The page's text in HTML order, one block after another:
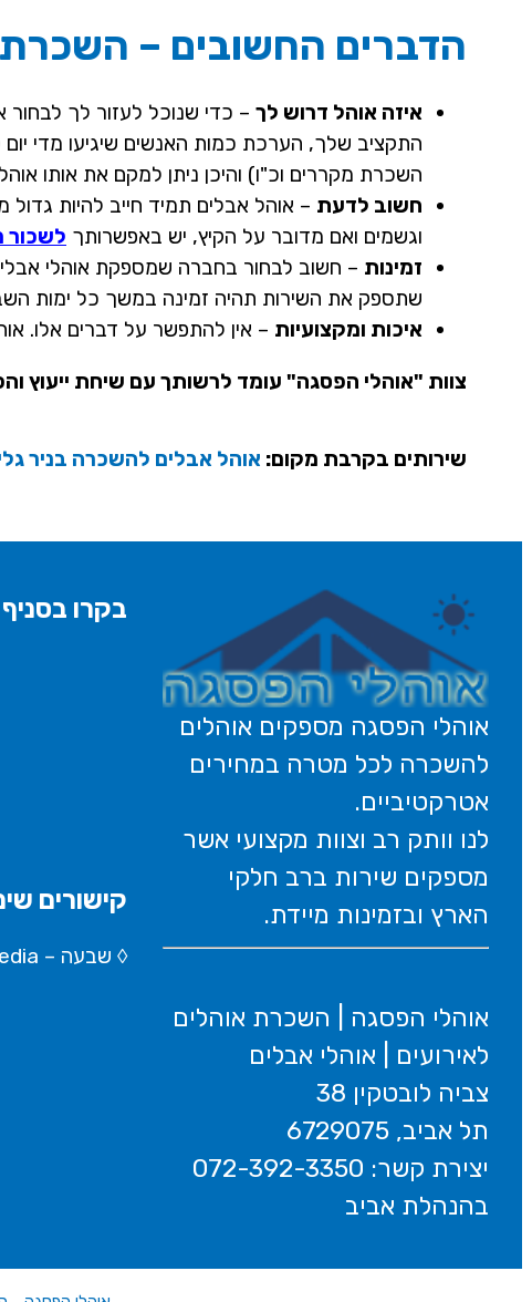
הדברים החשובים –
איזה אוהל דרוש לך – כדי שנוכל לעזור לך לבחור
התקציב שלך, הערכת כמות האנשים שיגיעו מדי יום
השכרת מקררים וכ"ו) והיכן ניתן למקם את אותו
חשוב לדעת – אוהל אבלים תמיד חייב להיות
וגשמים ואם מדובר על הקיץ, יש באפשרותך לשכור
זמינות – חשוב לבחור בחברה שמספקת אוהלי
שתספק את השירות תהיה זמינה במשך כל ימות
איכות ומקצועיות – אין להתפשר על דברים אלו.
צוות "אוהלי הפסגה" עומד לרשותך עם שיחת ייעוץ
שירותים בקרבת מקום: אוהל אבלים להשכרה בניר
אוהלי הפסגה מספקים אוהלים
להשכרה לכל מטרה במחירים
אטרקטיביים.
לנו וותק רב וצוות מקצועי אשר
מספקים שירות ברב חלקי
הארץ ובזמינות מיידת.
אוהלי הפסגה | השכרת אוהלים
לאירועים | אוהלי אבלים
צביה לובטקין 38
תל אביב, 6729075
יצירת קשר: 072-392-3350
בהנהלת אביב
בקרו
קישורים
◊ שבעה – Wikipedia